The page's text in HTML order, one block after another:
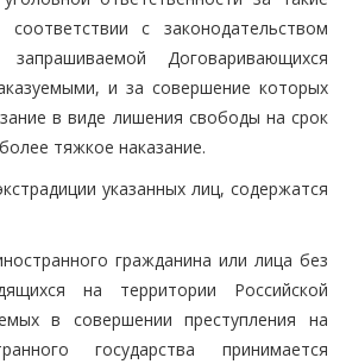
с законодательством
Договаривающихся
и за совершение которых
в виде лишения свободы на срок
тяжкое наказание.
указанных лиц, содержатся
гражданина или лица без
на территории Российской
в совершении преступления на
государства принимается